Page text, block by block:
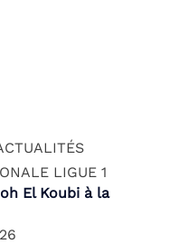
LIGUE 1
El Koubi à la